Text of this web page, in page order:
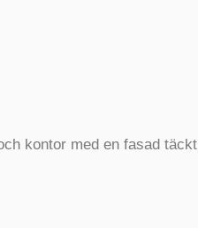
kontor med en fasad täckt